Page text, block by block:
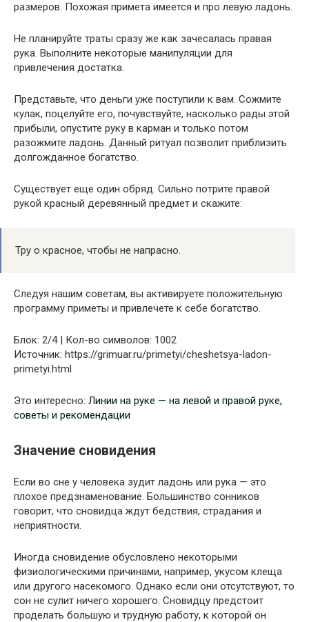
размеров. Похожая примета имеется и про левую ладонь.
Не планируйте траты сразу же как зачесалась правая
рука. Выполните некоторые манипуляции для
привлечения достатка.
Представьте, что деньги уже поступили к вам. Сожмите
кулак, поцелуйте его, почувствуйте, насколько рады этой
прибыли, опустите руку в карман и только потом
разожмите ладонь. Данный ритуал позволит приблизить
долгожданное богатство.
Существует еще один обряд. Сильно потрите правой
рукой красный деревянный предмет и скажите:
Тру о красное, чтобы не напрасно.
Следуя нашим советам, вы активируете положительную
программу приметы и привлечете к себе богатство.
Блок: 2/4 | Кол-во символов: 1002
Источник: https://grimuar.ru/primetyi/cheshetsya-ladon-
primetyi.html
Это интересно: Линии на руке — на левой и правой руке,
советы и рекомендации
Значение сновидения
Если во сне у человека зудит ладонь или рука — это
плохое предзнаменование. Большинство сонников
говорит, что сновидца ждут бедствия, страдания и
неприятности.
Иногда сновидение обусловлено некоторыми
физиологическими причинами, например, укусом клеща
или другого насекомого. Однако если они отсутствуют, то
сон не сулит ничего хорошего. Сновидцу предстоит
проделать большую и трудную работу, к которой он